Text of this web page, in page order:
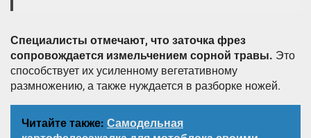
Специалисты отмечают, что заточка фрез
сопровождается измельчением сорной травы. Это
способствует их усиленному вегетативному
размножению, а также нуждается в разборке ножей.
Читайте также: Самодельная